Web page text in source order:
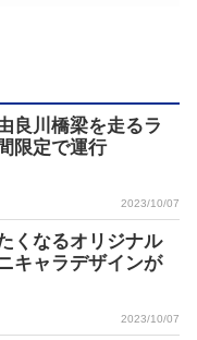
良川橋梁を走るラ
限定で運行
2023/10/07
くなるオリジナル
キャラデザインが
2023/10/07